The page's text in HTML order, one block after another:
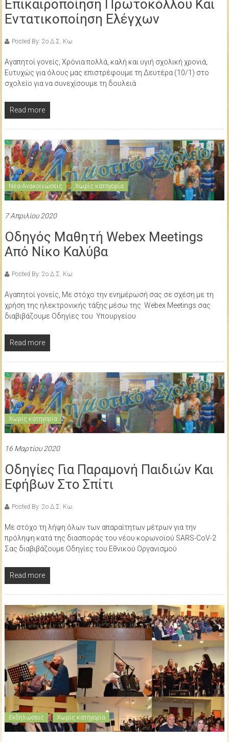
Επικαιροποίηση Πρωτοκόλλου Και
Εντατικοποίηση Ελέγχων
Posted By: 2ο Δ.Σ. Κω
Αγαπητοί γονείς, Χρόνια πολλά, καλή και υγιή σχολική χρονιά,
Ευτυχώς για όλους μας επιστρέφουμε τη Δευτέρα (10/1) στο
σχολείο για να συνεχίσουμε τη δουλειά
Read more
Νέα-Ανακοινώσεις Χωρίς κατηγορία
7 Απριλίου 2020
Οδηγός Μαθητή Webex Meetings
Από Νίκο Καλύβα
Posted By: 2ο Δ.Σ. Κω
Αγαπητοί γονείς, Με στόχο την ενημέρωσή σας σε σχέση με τη
χρήση της ηλεκτρονικής τάξης μέσω της Webex Meetings σας
διαβιβάζουμε Οδηγίες του Υπουργείου
Read more
Χωρίς κατηγορία
16 Μαρτίου 2020
Οδηγίες Για Παραμονή Παιδιών Και
Εφήβων Στο Σπίτι
Posted By: 2ο Δ.Σ. Κω
Με στόχο τη λήψη όλων των απαραίτητων μέτρων για την
πρόληψη κατά της διασποράς του νέου κορωνοϊού SARS-CoV-2
Σας διαβιβάζουμε Οδηγίες του Εθνικού Οργανισμού
Read more
Εκδηλώσεις Χωρίς κατηγορία